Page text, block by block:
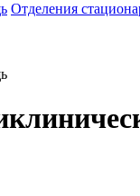
Отделения